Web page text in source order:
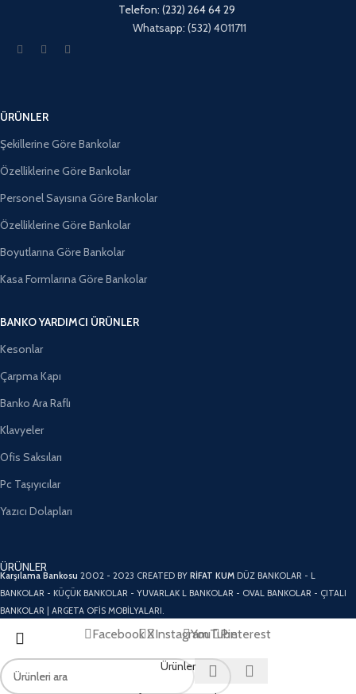
Telefon: (232) 264 64 29
Whatsapp: (532) 4011711
ÜRÜNLER
Şekillerine Göre Bankolar
Özelliklerine Göre Bankolar
Personel Sayısına Göre Bankolar
Özelliklerine Göre Bankolar
Boyutlarına Göre Bankolar
Kasa Formlarına Göre Bankolar
BANKO YARDIMCI ÜRÜNLER
Kesonlar
Çarpma Kapı
Banko Ara Raflı
Klavyeler
Ofis Saksıları
Pc Taşıyıcılar
Yazıcı Dolapları
ÜRÜNLER
Karşılama Bankosu 2002 - 2023 CREATED BY RİFAT KUM DÜZ BANKOLAR - L
BANKOLAR - KÜÇÜK BANKOLAR - YUVARLAK L BANKOLAR - OVAL BANKOLAR - ÇITALI
BANKOLAR | ARGETA OFİS MOBİLYALARI.
FacebookXInstagramYouTubePinterest
Ürünler